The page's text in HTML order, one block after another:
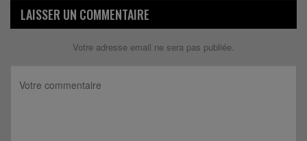
LAISSER UN COMMENTAIRE
Votre adresse email ne sera pas publiée.